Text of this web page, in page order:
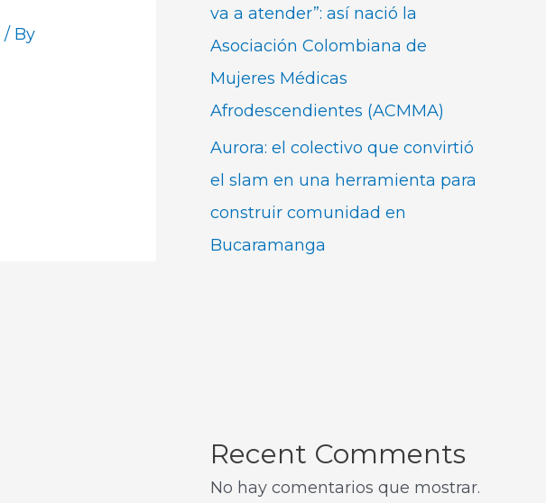
/ By
va a atender”: así nació la
Asociación Colombiana de
Mujeres Médicas
Afrodescendientes (ACMMA)
Aurora: el colectivo que convirtió
el slam en una herramienta para
construir comunidad en
Bucaramanga
Recent Comments
No hay comentarios que mostrar.